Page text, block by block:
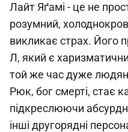
Лайт Яґамі - це не
розумний,
викликає страх. Його
Л, який є
той же час дуже
Рюк, бог смерті, стає
підкреслюючи
інші другорядні